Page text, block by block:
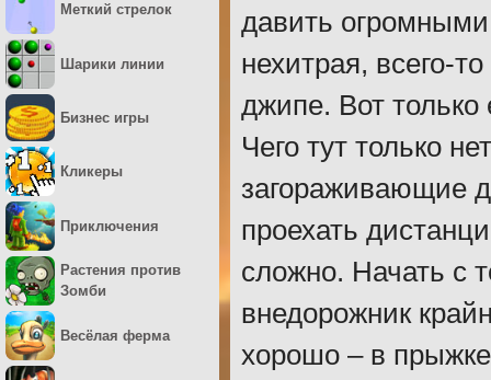
давить
нехитрая, всего-
джипе. Вот только
Чего тут только
загораживающие
проехать
сложно. Начать с
внедорожник
хорошо – в
Меткий стрелок
Шарики линии
Бизнес игры
Кликеры
Приключения
Растения против
Зомби
Весёлая ферма